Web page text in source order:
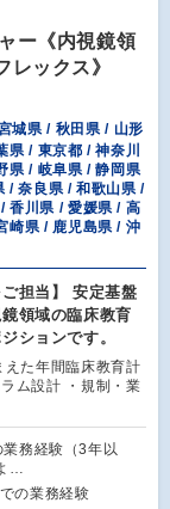
ー《内視鏡領
ックス》
城県 / 秋田県 / 山形
県 / 東京都 / 神奈川
県 / 岐阜県 / 静岡県
/ 奈良県 / 和歌山県 /
香川県 / 愛媛県 / 高
崎県 / 鹿児島県 / 沖
担当】 安定基盤
領域の臨床教育
ションです。
えた年間臨床教育計
ム設計 ・規制・業
務経験（3年以
…
の業務経験